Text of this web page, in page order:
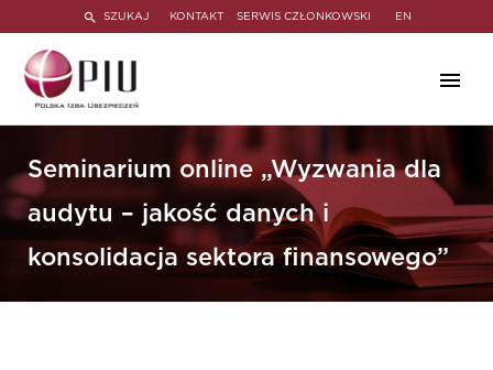
SZUKAJ KONTAKT SERWIS CZŁONKOWSKI EN
Seminarium online „Wyzwania dla
audytu – jakość danych i
konsolidacja sektora finansowego”